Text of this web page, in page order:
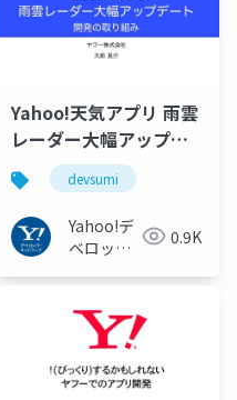
Yahoo!天気アプリ 雨雲
レーダー大幅アップデ
ート 開発の取り組み
#devsumi summer-B-
7
devsumi
Yahoo!デ
ベロッパ
0.9K